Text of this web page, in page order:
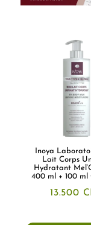
Inoya
Lait Corps
Hydratant
400 ml + 100 ml
13.500